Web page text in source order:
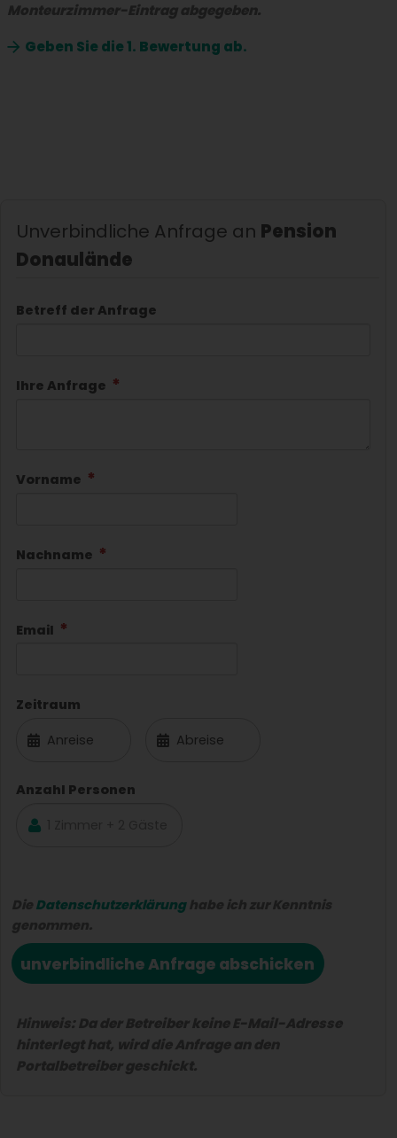
Monteurzimmer-Eintrag abgegeben.
Geben Sie die1. Bewertung ab.
Unverbindliche Anfrage an Pension
Donaulände
Betreff der Anfrage
Ihre Anfrage
Vorname
Nachname
Email
Zeitraum
Anzahl Personen
Die Datenschutzerklärunghabe ich zur Kenntnis
genommen.
unverbindliche Anfrage abschicken
Hinweis: Da der Betreiber keine E-Mail-Adresse
hinterlegt hat, wird die Anfrage an den
Portalbetreiber geschickt.